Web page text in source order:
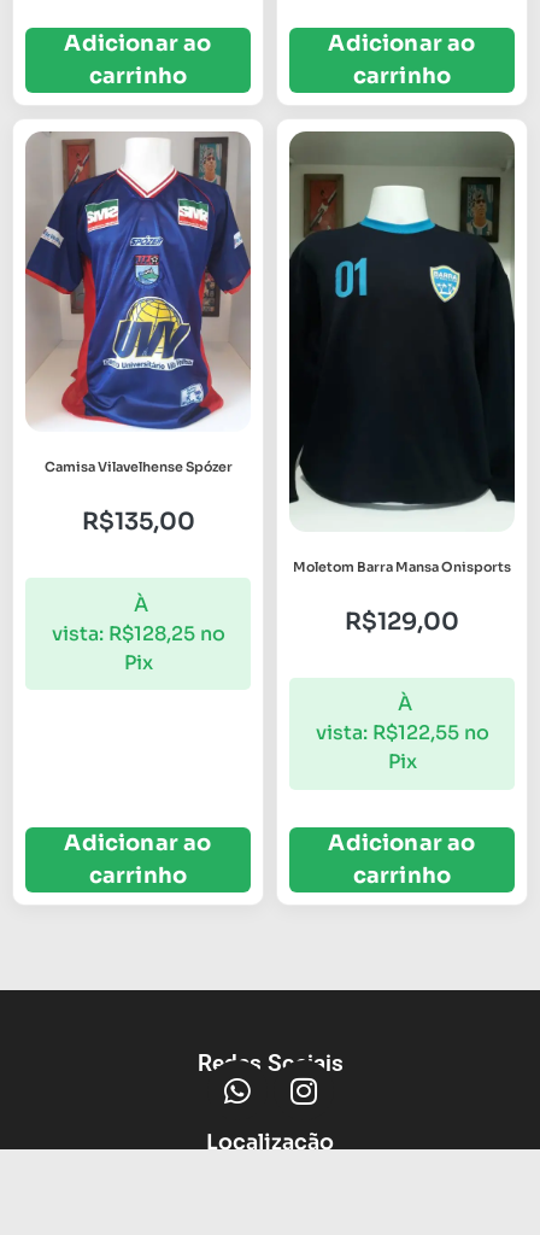
Adicionar ao
carrinho
Adicionar ao
carrinho
Camisa Vilavelhense Spózer
R$135,00
À
vista: R$128,25 no
Pix
Adicionar ao
carrinho
Moletom Barra Mansa Onisports
R$129,00
À
vista: R$122,55 no
Pix
Adicionar ao
carrinho
Redes Sociais
Localização